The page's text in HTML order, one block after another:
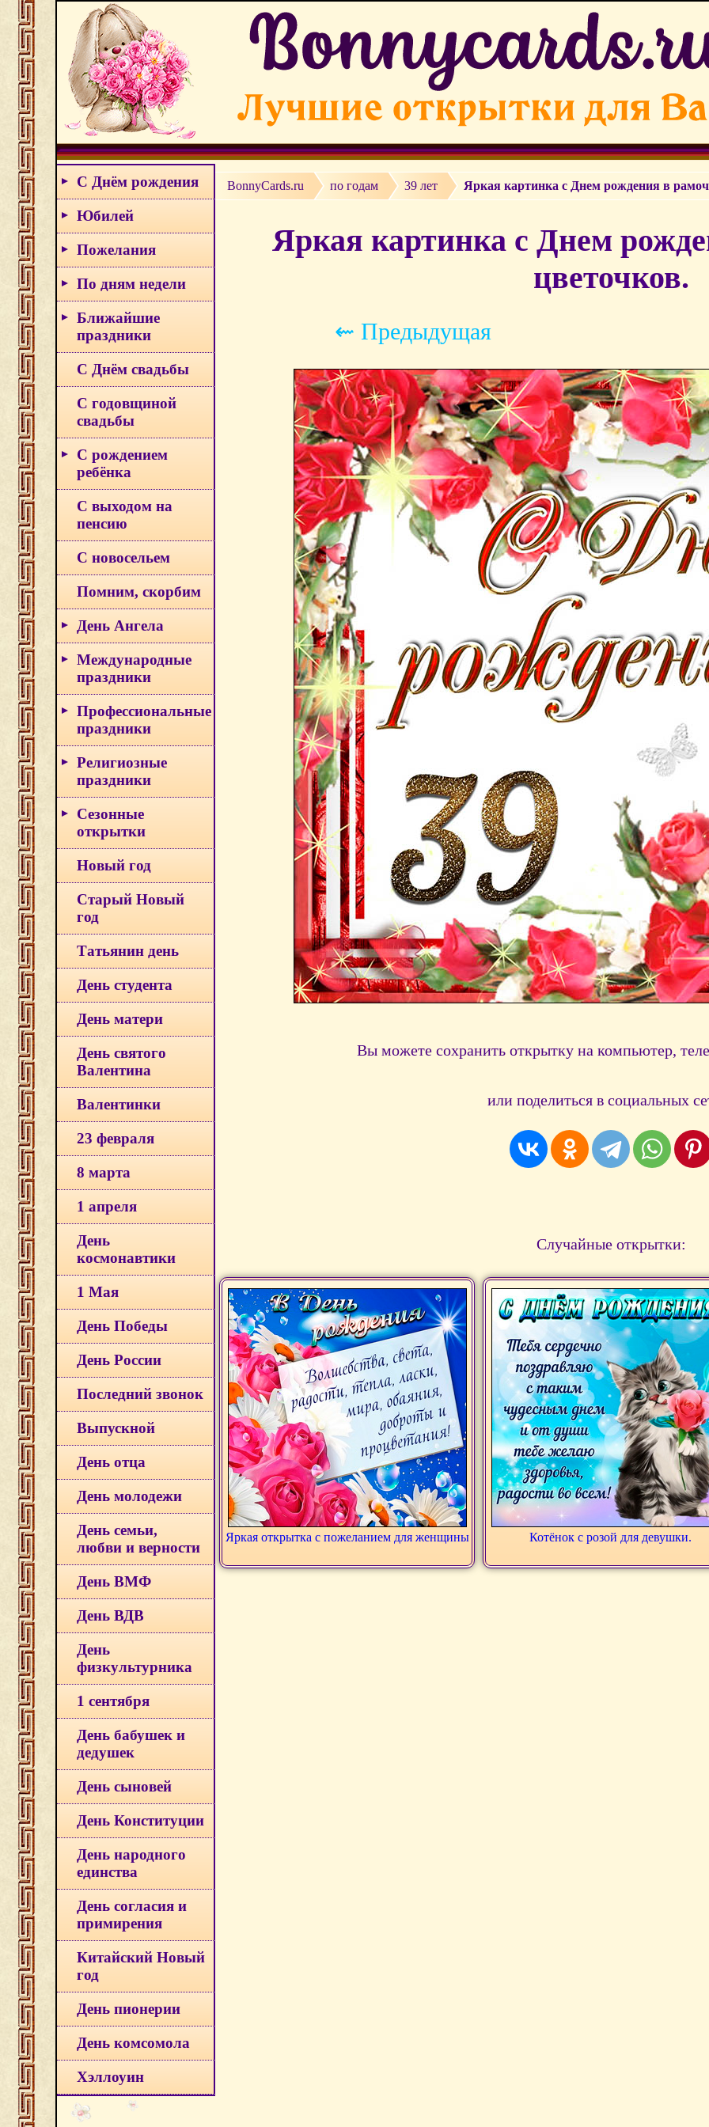
С Днём рождения
Юбилей
Пожелания
По дням недели
Ближайшие
праздники
С Днём свадьбы
С годовщиной
свадьбы
С рождением
ребёнка
С выходом на
пенсию
С новосельем
Помним, скорбим
День Ангела
Международные
праздники
Профессиональные
праздники
Религиозные
праздники
Сезонные
открытки
Новый год
Старый Новый
год
Татьянин день
День студента
День матери
День святого
Валентина
Валентинки
23 февраля
8 марта
1 апреля
День
космонавтики
1 Мая
День Победы
День России
Последний звонок
Выпускной
День отца
День молодежи
День семьи,
любви и верности
День ВМФ
День ВДВ
День
физкультурника
1 сентября
День бабушек и
дедушек
День сыновей
День Конституции
День народного
единства
День согласия и
примирения
Китайский Новый
год
День пионерии
День комсомола
Хэллоуин
BonnyCards.ru по годам 39 лет Яркая картинка с Днем рождения в
Яркая картинка с Днем
цветочков.
⇜ Предыдущая
Вы можете сохранить открытку на компьютер,
или поделиться в социальных
Случайные открытки:
Яркая открытка с пожеланием для женщины Котёнок с розой для девушки.